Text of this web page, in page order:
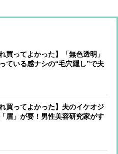
れ買ってよかった】「無色透明」
ている感ナシの“毛穴隠し”で夫
オジに！男性美容研究家がすす
れ買ってよかった】夫のイケオジ
眉」が要！男性美容研究家がす
美眉キープの簡単スタイリング